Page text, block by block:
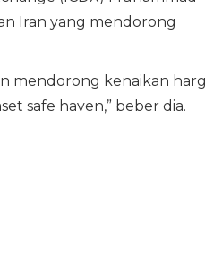
Iran yang mendorong
mendorong kenaikan
safe haven,” beber dia.